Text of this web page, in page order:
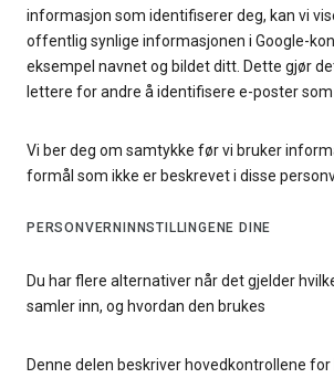
informasjon som identifiserer deg, kan vi
offentlig synlige informasjonen i Google-
eksempel navnet og bildet ditt. Dette gjør
lettere for andre å identifisere e-poster
Vi ber deg om samtykke før vi bruker
formål som ikke er beskrevet i disse
PERSONVERNINNSTILLINGENE DINE
Du har flere alternativer når det gjelder
samler inn, og hvordan den brukes
Denne delen beskriver hovedkontrollene for